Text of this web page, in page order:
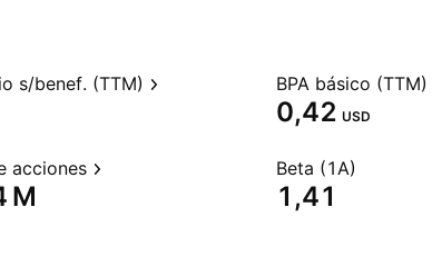
s/benef. (TTM) BPA básico (TTM)
0,42 USD
acciones
M‬
Beta (1A)
1,41